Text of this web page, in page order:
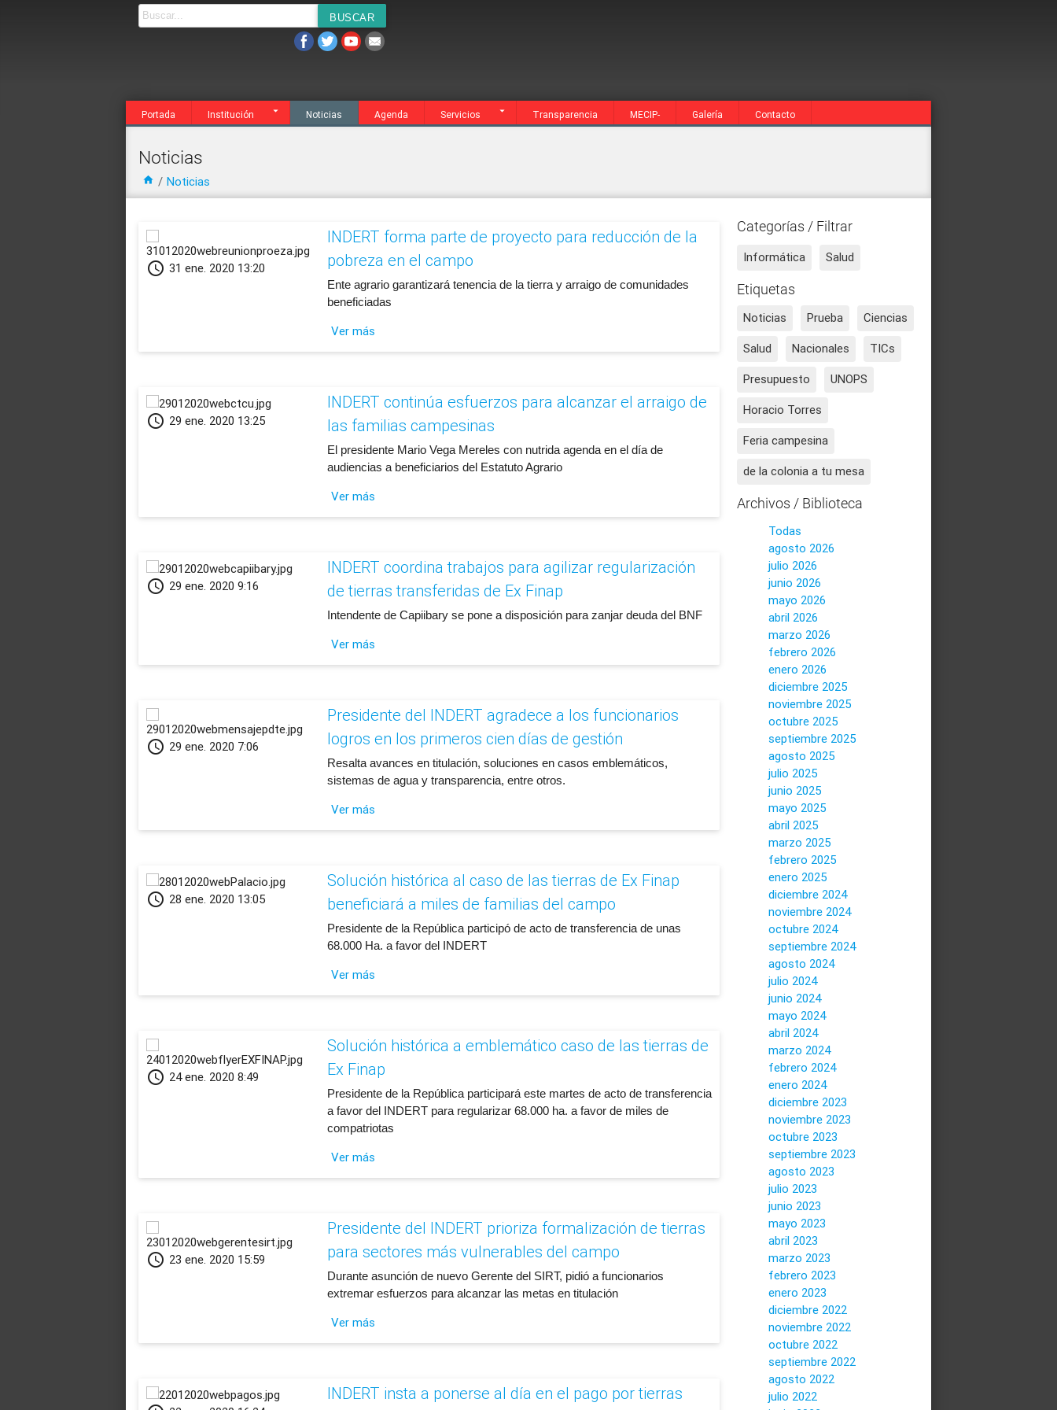
Portada Institución Noticias Agenda Servicios Transparencia MECIP- Galería Contacto
Agenda Servicios Transparencia
Noticias
home / Noticias
schedule 31 ene. 2020 13:20
INDERT forma parte de proyecto para reducción de la
pobreza en el campo
​Ente agrario garantizará tenencia de la tierra y arraigo de comunidades
beneficiadas
Ver más
schedule 29 ene. 2020 13:25
INDERT continúa esfuerzos para alcanzar el arraigo de
las familias campesinas
​El presidente Mario Vega Mereles con nutrida agenda en el día de
audiencias a beneficiarios del Estatuto Agrario
Ver más
schedule 29 ene. 2020 9:16
INDERT coordina trabajos para agilizar regularización
de tierras transferidas de Ex Finap
​Intendente de Capiibary se pone a disposición para zanjar deuda del BNF
Ver más
schedule 29 ene. 2020 7:06
Presidente del INDERT agradece a los funcionarios
logros en los primeros cien días de gestión
​Resalta avances en titulación, soluciones en casos emblemáticos,
sistemas de agua y transparencia, entre otros.
Ver más
schedule 28 ene. 2020 13:05
Solución histórica al caso de las tierras de Ex Finap
beneficiará a miles de familias del campo
​Presidente de la República participó de acto de transferencia de unas
68.000 Ha. a favor del INDERT
Ver más
schedule 24 ene. 2020 8:49
Solución histórica a emblemático caso de las tierras de
Ex Finap
Presidente de la República participará este martes de acto de transferencia
a favor del INDERT para regularizar 68.000 ha. a favor de miles de
compatriotas
Ver más
schedule 23 ene. 2020 15:59
Presidente del INDERT prioriza formalización de tierras
para sectores más vulnerables del campo
​Durante asunción de nuevo Gerente del SIRT, pidió a funcionarios
extremar esfuerzos para alcanzar las metas en titulación
Ver más
INDERT insta a ponerse al día en el pago por tierras
Categorías / Filtrar
Informática Salud
Etiquetas
Noticias Prueba Ciencias
Salud Nacionales TICs
Presupuesto UNOPS
Horacio Torres
Feria campesina
de la colonia a tu mesa
Archivos / Biblioteca
Todas
agosto 2026
julio 2026
junio 2026
mayo 2026
abril 2026
marzo 2026
febrero 2026
enero 2026
diciembre 2025
noviembre 2025
octubre 2025
septiembre 2025
agosto 2025
julio 2025
junio 2025
mayo 2025
abril 2025
marzo 2025
febrero 2025
enero 2025
diciembre 2024
noviembre 2024
octubre 2024
septiembre 2024
agosto 2024
julio 2024
junio 2024
mayo 2024
abril 2024
marzo 2024
febrero 2024
enero 2024
diciembre 2023
noviembre 2023
octubre 2023
septiembre 2023
agosto 2023
julio 2023
junio 2023
mayo 2023
abril 2023
marzo 2023
febrero 2023
enero 2023
diciembre 2022
noviembre 2022
octubre 2022
septiembre 2022
agosto 2022
julio 2022